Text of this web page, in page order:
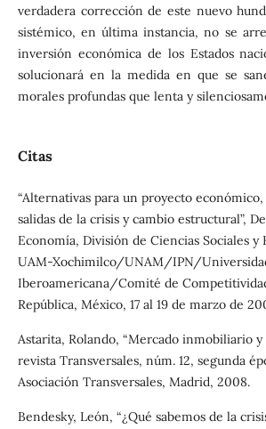
verdadera corrección de este nuevo
sistémico, en última instancia, no se
inversión económica de los Estados
solucionará en la medida en que se
morales profundas que lenta y
Citas
“Alternativas para un proyecto
salidas de la crisis y cambio estructural”,
Economía, División de Ciencias Sociales y
UAM-Xochimilco/UNAM/IPN/
Iberoamericana/Comité de
República, México, 17 al 19 de marzo de
Astarita, Rolando, “Mercado inmobiliario y
revista Transversales, núm. 12, segunda
Asociación Transversales, Madrid, 2008.
Bendesky, León, “¿Qué sabemos de la